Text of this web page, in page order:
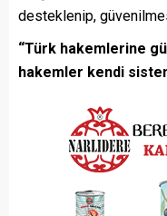
desteklenip,
“Türk hakemlerine
hakemler kendi